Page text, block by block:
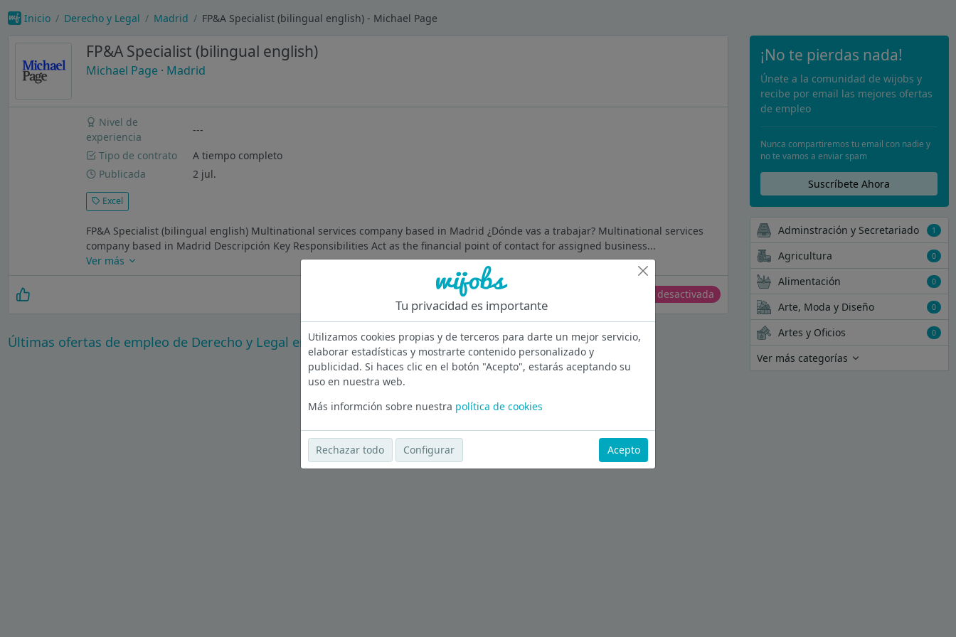
Inicio Derecho y Legal Madrid FP&A Specialist (bilingual english) - Michael Page
FP&A Specialist (bilingual english)
Michael Page · Madrid
Nivel de
experiencia
---
Tipo de contrato
A tiempo completo
Publicada
2 jul.
Excel
FP&A Specialist (bilingual english) Multinational services company based in Madrid ¿Dónde vas a trabajar? Multinational services
company based in Madrid Descripción Key Responsibilities Act as the financial point of contact for assigned business...
Ver más
Oferta desactivada
Últimas ofertas de empleo de Derecho y Legal en Madrid
Ver más ofertas
¡No te pierdas nada!
Únete a la comunidad de wijobs y
recibe por email las mejores ofertas
de empleo
Nunca compartiremos tu email con nadie y
no te vamos a enviar spam
Suscríbete Ahora
Adminstración y Secretariado 1
Agricultura 0
Alimentación 0
Arte, Moda y Diseño 0
Artes y Oficios 0
Ver más categorías
Tu privacidad es importante
Utilizamos cookies propias y de terceros para darte un mejor servicio,
elaborar estadísticas y mostrarte contenido personalizado y
publicidad. Si haces clic en el botón "Acepto", estarás aceptando su
uso en nuestra web.
Más informción sobre nuestra política de cookies
Rechazar todo Configurar Acepto